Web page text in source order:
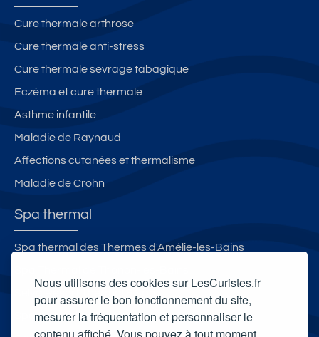
Nous utilisons des cookies sur LesCuristes.fr
pour assurer le bon fonctionnement du site,
mesurer la fréquentation et personnaliser le
Cure thermale arthrose
Cure thermale anti-stress
Cure thermale sevrage tabagique
Eczéma et cure thermale
Asthme infantile
Maladie de Raynaud
Affections cutanées et thermalisme
Maladie de Crohn
Spa thermal
Spa thermal des Thermes d'Amélie-les-Bains
Spa thermal de Borda